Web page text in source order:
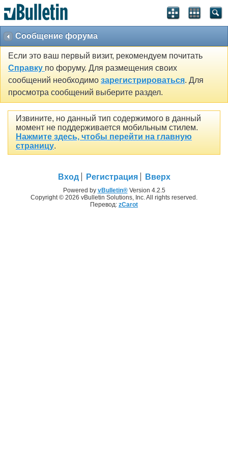
Сообщение форума
Если это ваш первый визит, рекомендуем почитать
Справку по форуму. Для размещения своих
сообщений необходимо зарегистрироваться. Для
просмотра сообщений выберите раздел.
Извините, но данный тип содержимого в данный
момент не поддерживается мобильным стилем.
Нажмите здесь, чтобы перейти на главную
страницу.
Вход Регистрация Вверх
Powered by vBulletin®Version 4.2.5
Copyright © 2026 vBulletin Solutions, Inc. All rights reserved.
Перевод: zCarot